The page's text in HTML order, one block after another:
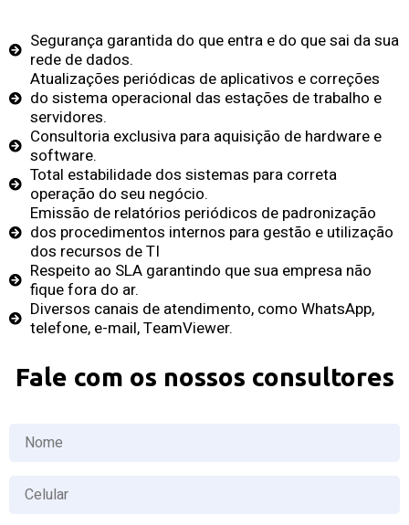
Segurança garantida do que entra e do que sai da sua
rede de dados.
Atualizações periódicas de aplicativos e correções
do sistema operacional das estações de trabalho e
servidores.
Consultoria exclusiva para aquisição de hardware e
software.
Total estabilidade dos sistemas para correta
operação do seu negócio.
Emissão de relatórios periódicos de padronização
dos procedimentos internos para gestão e utilização
dos recursos de TI
Respeito ao SLA garantindo que sua empresa não
fique fora do ar.
Diversos canais de atendimento, como WhatsApp,
telefone, e-mail, TeamViewer.
Fale com os nossos consultores